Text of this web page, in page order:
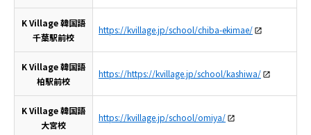
K Village 韓国語
千葉駅前校
https://kvillage.jp/school/chiba-ekimae/
K Village 韓国語
柏駅前校
https://https://kvillage.jp/school/kashiwa/
K Village 韓国語
大宮校
https://kvillage.jp/school/omiya/